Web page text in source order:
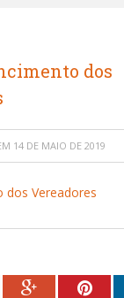
dos
14 DE MAIO DE 2019
dos Vereadores
Google+